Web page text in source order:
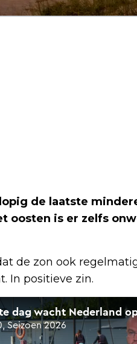
de laatste
oosten is er zelfs
de zon ook
In positieve zin.